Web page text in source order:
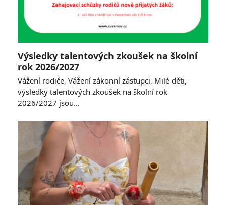
Výsledky talentových zkoušek na školní
rok 2026/2027
Vážení rodiče, Vážení zákonní zástupci, Milé děti,
výsledky talentových zkoušek na školní rok
2026/2027 jsou…